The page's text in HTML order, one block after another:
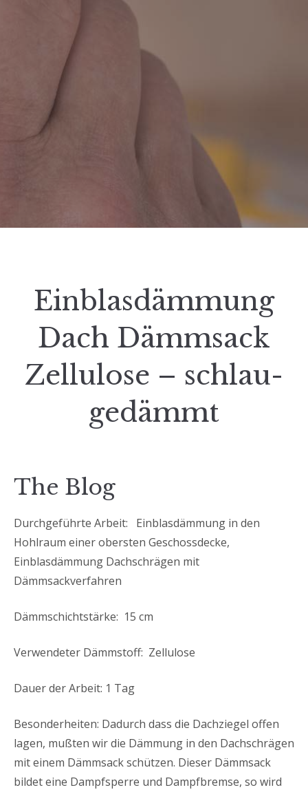
Einblasdämmung
Dach Dämmsack
Zellulose – schlau-
gedämmt
The Blog
Durchgeführte Arbeit: Einblasdämmung in den
Hohlraum einer obersten Geschossdecke,
Einblasdämmung Dachschrägen mit
Dämmsackverfahren
Dämmschichtstärke: 15 cm
Verwendeter Dämmstoff: Zellulose
Dauer der Arbeit: 1 Tag
Besonderheiten: Dadurch dass die Dachziegel offen
lagen, mußten wir die Dämmung in den Dachschrägen
mit einem Dämmsack schützen. Dieser Dämmsack
bildet eine Dampfsperre und Dampfbremse, so wird